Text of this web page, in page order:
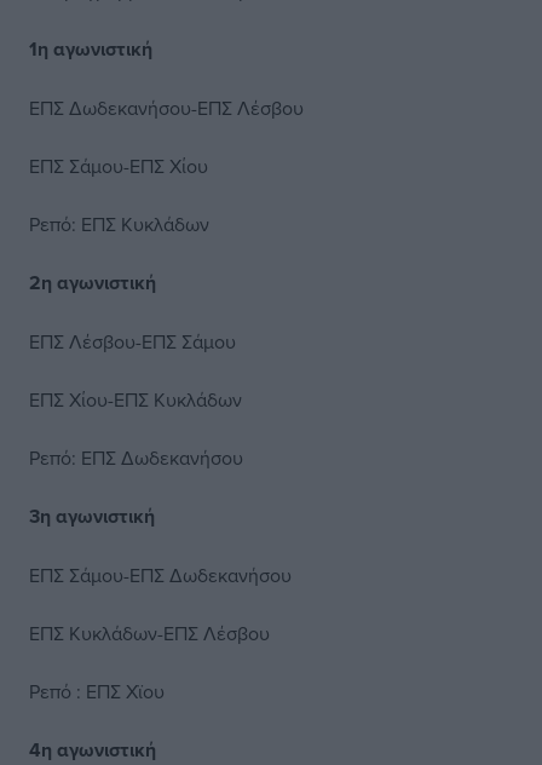
1η αγωνιστική
ΕΠΣ Δωδεκανήσου-ΕΠΣ Λέσβου
ΕΠΣ Σάμου-ΕΠΣ Χίου
Ρεπό: ΕΠΣ Κυκλάδων
2η αγωνιστική
ΕΠΣ Λέσβου-ΕΠΣ Σάμου
ΕΠΣ Χίου-ΕΠΣ Κυκλάδων
Ρεπό: ΕΠΣ Δωδεκανήσου
3η αγωνιστική
ΕΠΣ Σάμου-ΕΠΣ Δωδεκανήσου
ΕΠΣ Κυκλάδων-ΕΠΣ Λέσβου
Ρεπό : ΕΠΣ Χϊου
4η αγωνιστική